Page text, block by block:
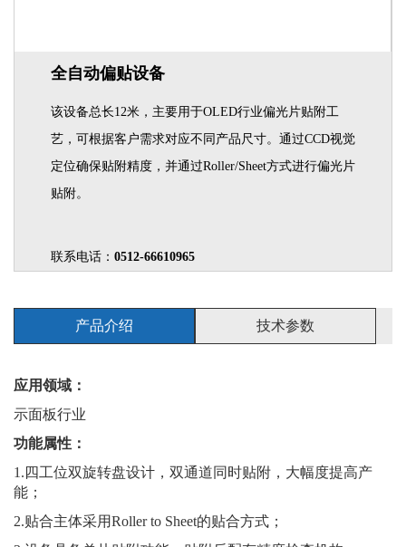
全自动偏贴设备
该设备总长12米，主要用于OLED行业偏光片贴附工
艺，可根据客户需求对应不同产品尺寸。通过CCD视觉
定位确保贴附精度，并通过Roller/Sheet方式进行偏光片
贴附。
联系电话： 0512-66610965
产品介绍 技术参数
应用领域：
示面板行业
功能属性：
1.四工位双旋转盘设计，双通道同时贴附，大幅度提高产
能；
2.贴合主体采用Roller to Sheet的贴合方式；